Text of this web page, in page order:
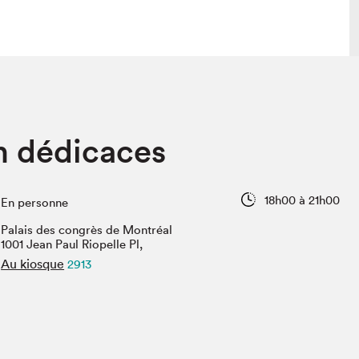
Vidéos et balados
dédicaces
En personne
18h00 à 21h00
Palais des congrès de Montréal
1001 Jean Paul Riopelle Pl,
Au kiosque 2913